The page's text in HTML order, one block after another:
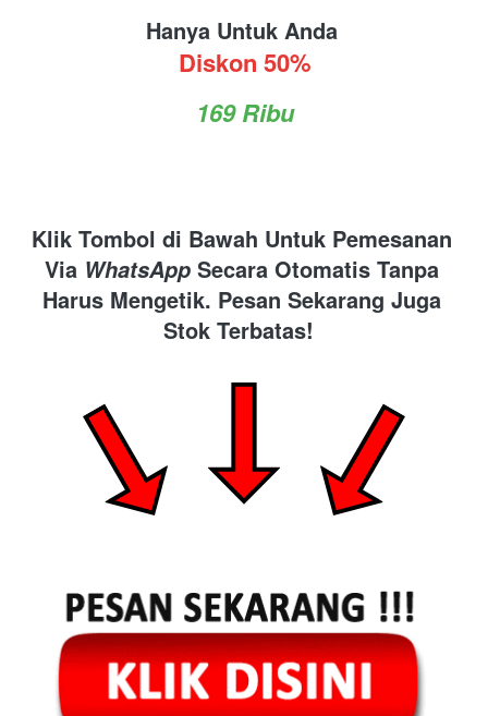
Hanya Untuk Anda
Diskon 50%
169 Ribu
Klik Tombol di Bawah Untuk Pemesanan
Via WhatsApp Secara Otomatis Tanpa
Harus Mengetik. Pesan Sekarang Juga
Stok Terbatas!